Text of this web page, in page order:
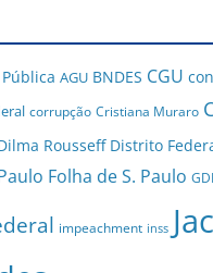
AGU BNDES CGU
corrupção Cristiana Muraro
Rousseff Distrito
Folha de S. Paulo
impeachment inss